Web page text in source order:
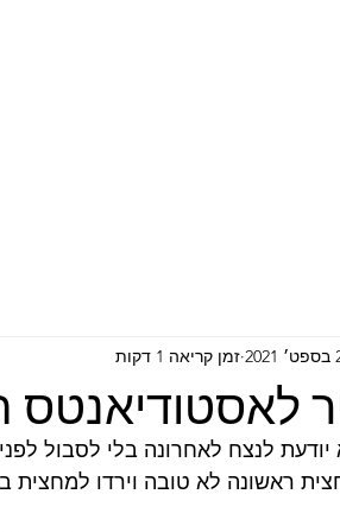
זמן קריאה 1 דקות
לנצח לאחרונה בלי לסבול
ראשונה לא טובה וירדו למחצית